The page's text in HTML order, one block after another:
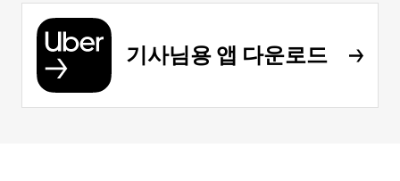
기사님용 앱 다운로드